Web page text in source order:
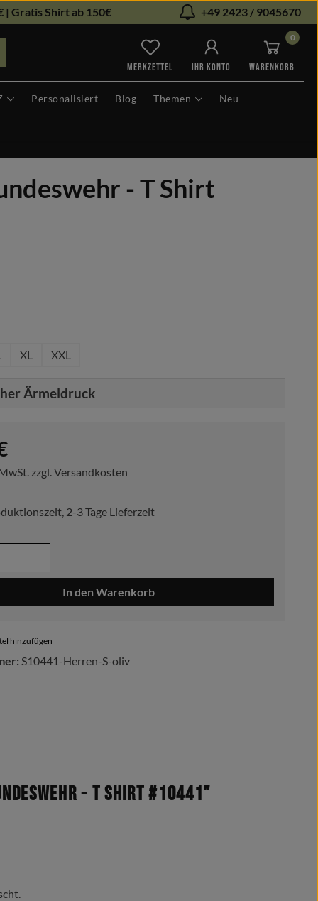
| Gratis Shirt ab 150€ +49 2423 / 9045670
Du hast 0 Produkte auf dem
MERKZETTEL IHR KONTO
0
WARENKORB
Personalisiert Blog Themen
Neu
- T Shirt
XL XXL
Ärmeldruck
zzgl. Versandkosten
2-3 Tage Lieferzeit
Anzahl: Gib den gewünschten Wert ein
In den Warenkorb
hinzufügen
S10441-Herren-S-oliv
- T Shirt #10441"